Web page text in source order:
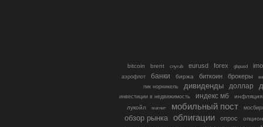
bitcoin brent cnyrub eurusd forex gbpusd
аэрофлот банки биржа биткоин брокеры
гмк норникель
дивиденды доллар
инвестиции в недвижимость индекс мб
инфляция
лукойл
магнит мобильный пост
обзор рынка облигации опрос